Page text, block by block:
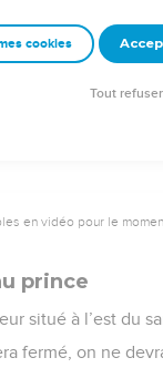
Pour vous
en vidéo pour le
prince
situé à l’est du
fermé, on ne
cookies
Tout refuser